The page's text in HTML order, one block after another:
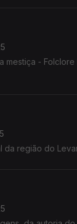
mestiça -
da região do